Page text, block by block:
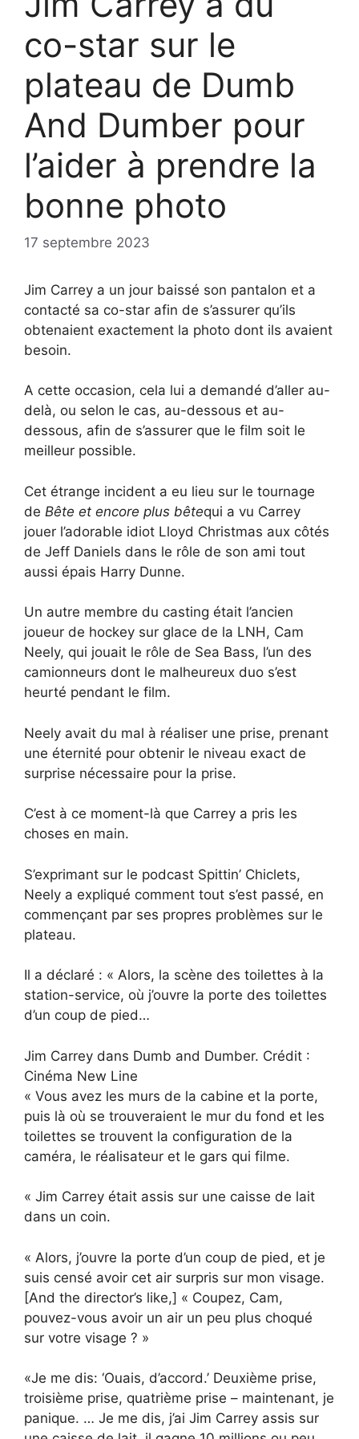
co-star sur le
plateau de Dumb
And Dumber pour
l’aider à prendre la
bonne photo
17 septembre 2023
Jim Carrey a un jour baissé son pantalon et a
contacté sa co-star afin de s’assurer qu’ils
obtenaient exactement la photo dont ils avaient
besoin.
A cette occasion, cela lui a demandé d’aller au-
delà, ou selon le cas, au-dessous et au-
dessous, afin de s’assurer que le film soit le
meilleur possible.
Cet étrange incident a eu lieu sur le tournage
de Bête et encore plus bêtequi a vu Carrey
jouer l’adorable idiot Lloyd Christmas aux côtés
de Jeff Daniels dans le rôle de son ami tout
aussi épais Harry Dunne.
Un autre membre du casting était l’ancien
joueur de hockey sur glace de la LNH, Cam
Neely, qui jouait le rôle de Sea Bass, l’un des
camionneurs dont le malheureux duo s’est
heurté pendant le film.
Neely avait du mal à réaliser une prise, prenant
une éternité pour obtenir le niveau exact de
surprise nécessaire pour la prise.
C’est à ce moment-là que Carrey a pris les
choses en main.
S’exprimant sur le podcast Spittin’ Chiclets,
Neely a expliqué comment tout s’est passé, en
commençant par ses propres problèmes sur le
plateau.
Il a déclaré : « Alors, la scène des toilettes à la
station-service, où j’ouvre la porte des toilettes
d’un coup de pied…
Jim Carrey dans Dumb and Dumber. Crédit :
Cinéma New Line
« Vous avez les murs de la cabine et la porte,
puis là où se trouveraient le mur du fond et les
toilettes se trouvent la configuration de la
caméra, le réalisateur et le gars qui filme.
« Jim Carrey était assis sur une caisse de lait
dans un coin.
« Alors, j’ouvre la porte d’un coup de pied, et je
suis censé avoir cet air surpris sur mon visage.
[And the director’s like,] « Coupez, Cam,
pouvez-vous avoir un air un peu plus choqué
sur votre visage ? »
«Je me dis: ‘Ouais, d’accord.’ Deuxième prise,
troisième prise, quatrième prise – maintenant, je
panique. … Je me dis, j’ai Jim Carrey assis sur